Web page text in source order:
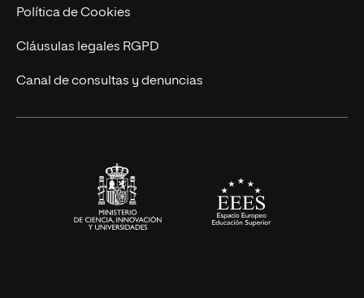
Cursos Universitarios
Actualidad
UNIR Revista
Eventos
Política de Cookies
Cláusulas legales RGPD
Canal de consultas y denuncias